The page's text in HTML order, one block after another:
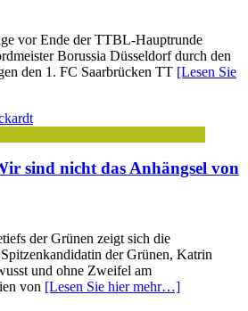
vor Ende der TTBL-Hauptrunde
Borussia Düsseldorf durch den
den 1. FC Saarbrücken TT [Lesen Sie
sind nicht das Anhängsel von
der Grünen zeigt sich die
der Grünen, Katrin
und ohne Zweifel am
von [Lesen Sie hier mehr…]